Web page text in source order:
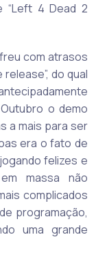
“Left 4 Dead 2
com atrasos
do qual
o demo
a mais para ser
era o fato de
felizes e
massa não
complicados
programação,
uma grande